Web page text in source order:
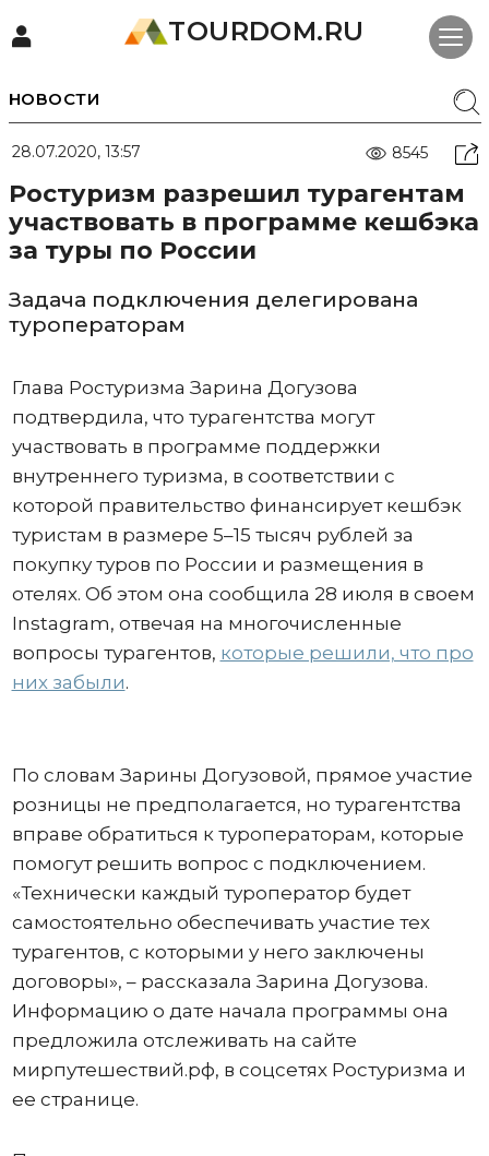
TOURDOM.RU
НОВОСТИ
28.07.2020, 13:57 8545
Ростуризм разрешил турагентам
участвовать в программе кешбэка
за туры по России
Задача подключения делегирована
туроператорам
Глава Ростуризма Зарина Догузова
подтвердила, что турагентства могут
участвовать в программе поддержки
внутреннего туризма, в соответствии с
которой правительство финансирует кешбэк
туристам в размере 5–15 тысяч рублей за
покупку туров по России и размещения в
отелях. Об этом она сообщила 28 июля в своем
Instagram, отвечая на многочисленные
вопросы турагентов, которые решили, что про
них забыли.
По словам Зарины Догузовой, прямое участие
розницы не предполагается, но турагентства
вправе обратиться к туроператорам, которые
помогут решить вопрос с подключением.
«Технически каждый туроператор будет
самостоятельно обеспечивать участие тех
турагентов, с которыми у него заключены
договоры», – рассказала Зарина Догузова.
Информацию о дате начала программы она
предложила отслеживать на сайте
мирпутешествий.рф, в соцсетях Ростуризма и
ее странице.